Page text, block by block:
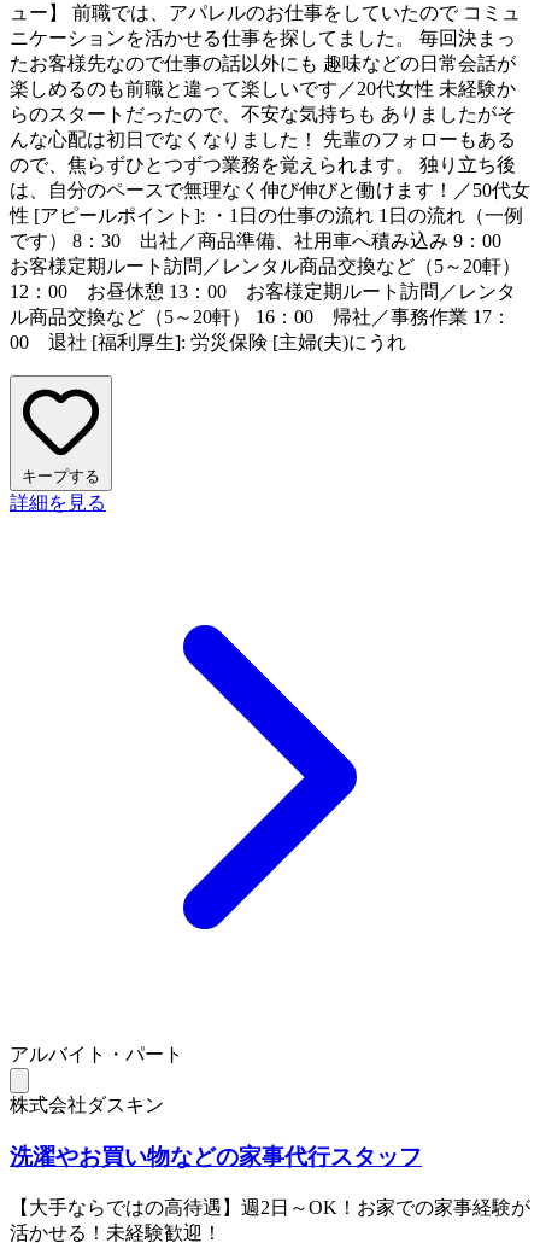
ュー】 前職では、アパレルのお仕事をしていたので コミュ
ニケーションを活かせる仕事を探してました。 毎回決まっ
たお客様先なので仕事の話以外にも 趣味などの日常会話が
楽しめるのも前職と違って楽しいです／20代女性 未経験か
らのスタートだったので、不安な気持ちも ありましたがそ
んな心配は初日でなくなりました！ 先輩のフォローもある
ので、焦らずひとつずつ業務を覚えられます。 独り立ち後
は、自分のペースで無理なく伸び伸びと働けます！／50代女
性 [アピールポイント]: ・1日の仕事の流れ 1日の流れ（一例
です） 8：30 出社／商品準備、社用車へ積み込み 9：00
お客様定期ルート訪問／レンタル商品交換など（5～20軒）
12：00 お昼休憩 13：00 お客様定期ルート訪問／レンタ
ル商品交換など（5～20軒） 16：00 帰社／事務作業 17：
00 退社 [福利厚生]: 労災保険 [主婦(夫)にうれ
キープする
詳細を見る
アルバイト・パート
株式会社ダスキン
洗濯やお買い物などの家事代行スタッフ
【大手ならではの高待遇】週2日～OK！お家での家事経験が
活かせる！未経験歓迎！